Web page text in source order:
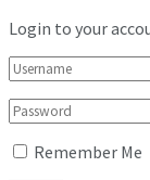
Login to your
Remember Me